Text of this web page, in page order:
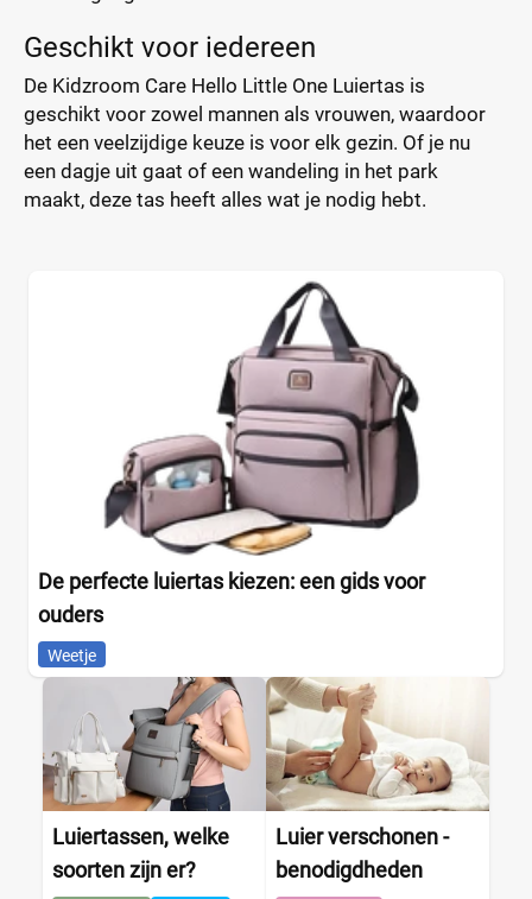
Geschikt voor iedereen
De Kidzroom Care Hello Little One Luiertas is
geschikt voor zowel mannen als vrouwen, waardoor
het een veelzijdige keuze is voor elk gezin. Of je nu
een dagje uit gaat of een wandeling in het park
maakt, deze tas heeft alles wat je nodig hebt.
De perfecte luiertas kiezen: een gids voor
ouders
Weetje
Luiertassen, welke
soorten zijn er?
Luier verschonen -
benodigdheden